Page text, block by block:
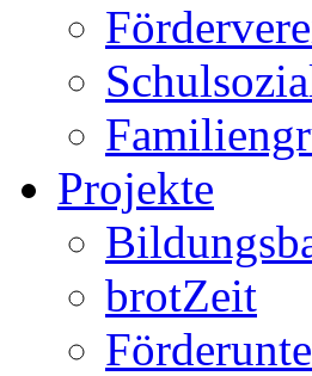
Projekte
brotZeit